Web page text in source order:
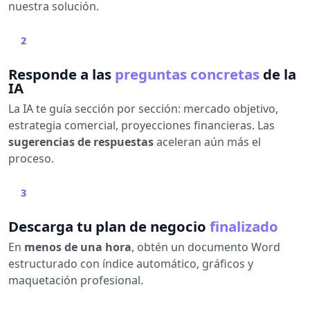
nuestra solución.
2
Responde a las preguntas concretas de la
IA
La IA te guía sección por sección: mercado objetivo,
estrategia comercial, proyecciones financieras. Las
sugerencias de respuestasaceleran aún más el
proceso.
3
Descarga tu plan de negocio finalizado
En menos de una hora, obtén un documento Word
estructurado con índice automático, gráficos y
maquetación profesional.